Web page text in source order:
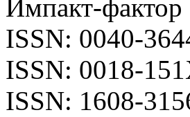
Импакт-фактор
ISSN: 0040-
ISSN: 0018-
ISSN: 1608-